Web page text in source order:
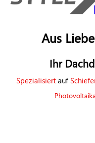
Aus
Ihr
Spezialisiertauf